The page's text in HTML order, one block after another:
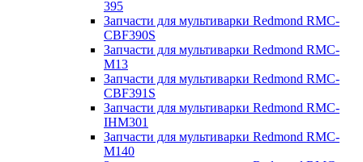
395
Запчасти для мультиварки Redmond RMC-
CBF390S
Запчасти для мультиварки Redmond RMC-
M13
Запчасти для мультиварки Redmond RMC-
CBF391S
Запчасти для мультиварки Redmond RMC-
IHM301
Запчасти для мультиварки Redmond RMC-
M140